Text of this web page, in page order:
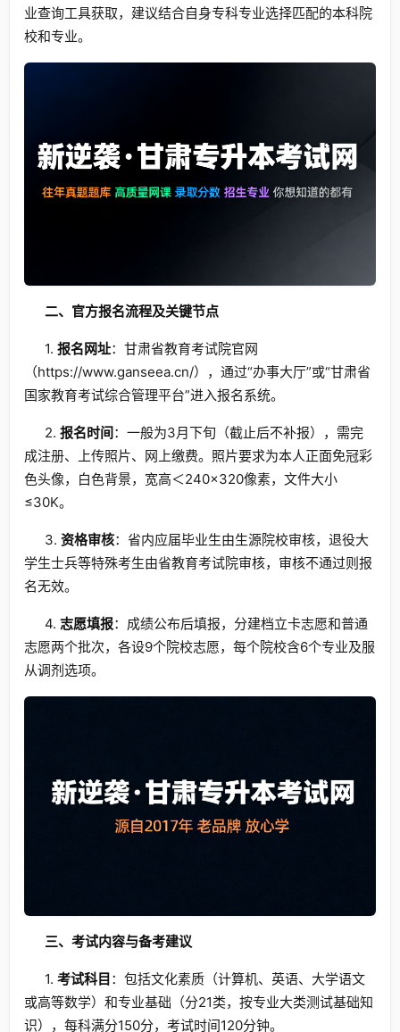
业查询工具获取，建议结合自身专科专业选择匹配的本科院
校和专业。
二、官方报名流程及关键节点
1. 报名网址：甘肃省教育考试院官网
（https://www.ganseea.cn/），通过“办事大厅”或“甘肃省
国家教育考试综合管理平台”进入报名系统。
2. 报名时间 ：一般为3月下旬（截止后不补报），需完
成注册、上传照片、网上缴费。照片要求为本人正面免冠彩
色头像，白色背景，宽高＜240×320像素，文件大小
≤30K。
3. 资格审核：省内应届毕业生由生源院校审核，退役大
学生士兵等特殊考生由省教育考试院审核，审核不通过则报
名无效。
4. 志愿填报：成绩公布后填报，分建档立卡志愿和普通
志愿两个批次，各设9个院校志愿，每个院校含6个专业及服
从调剂选项。
三、考试内容与备考建议
1. 考试科目 ：包括文化素质（计算机、英语、大学语文
或高等数学）和专业基础（分21类，按专业大类测试基础知
识），每科满分150分，考试时间120分钟。